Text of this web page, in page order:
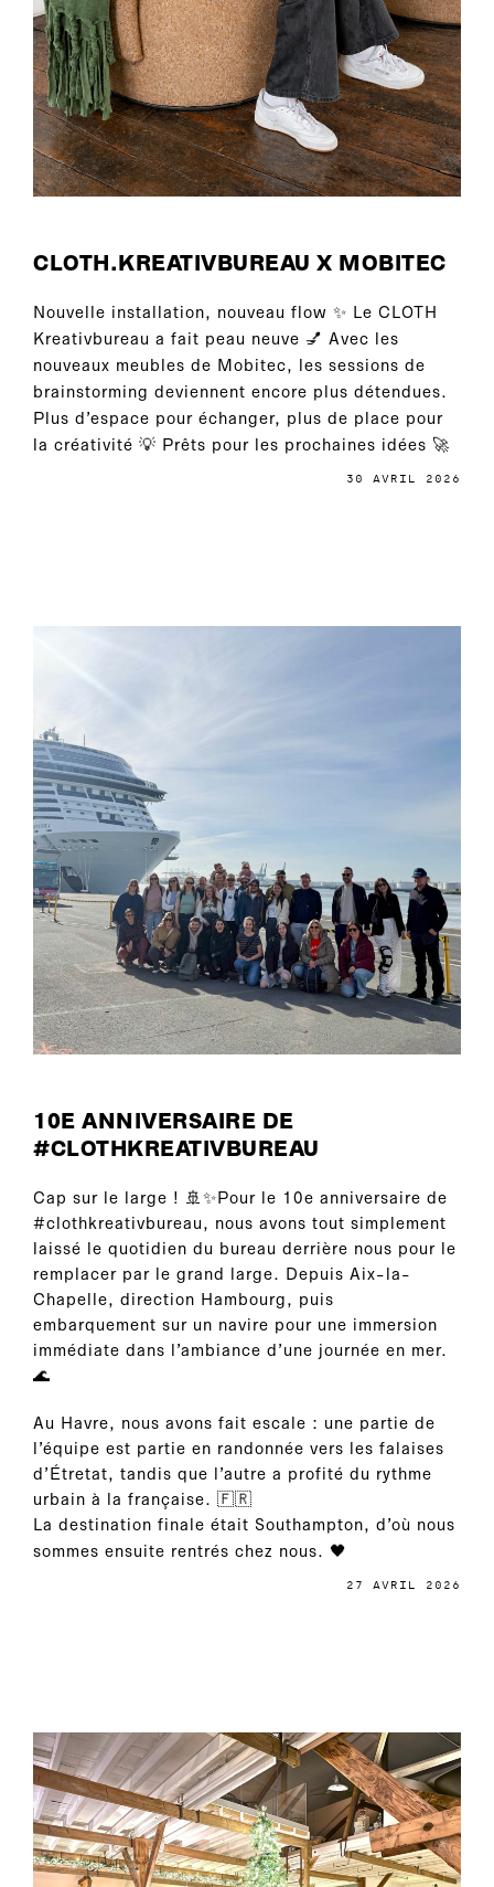
CLOTH.KREATIVBUREAU X MOBITEC
Nouvelle installation, nouveau flow ✨ Le CLOTH
Kreativbureau a fait peau neuve 💅 Avec les
nouveaux meubles de Mobitec, les sessions de
brainstorming deviennent encore plus détendues.
Plus d’espace pour échanger, plus de place pour
la créativité 💡 Prêts pour les prochaines idées 🚀
30 AVRIL 2026
10E ANNIVERSAIRE DE
#CLOTHKREATIVBUREAU
Cap sur le large ! 🚢✨Pour le 10e anniversaire de
#clothkreativbureau, nous avons tout simplement
laissé le quotidien du bureau derrière nous pour le
remplacer par le grand large. Depuis Aix-la-
Chapelle, direction Hambourg, puis
embarquement sur un navire pour une immersion
immédiate dans l’ambiance d’une journée en mer.
🌊
Au Havre, nous avons fait escale : une partie de
l’équipe est partie en randonnée vers les falaises
d’Étretat, tandis que l’autre a profité du rythme
urbain à la française. 🇫🇷
La destination finale était Southampton, d’où nous
sommes ensuite rentrés chez nous. 🖤
27 AVRIL 2026